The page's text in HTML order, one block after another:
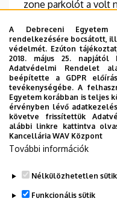
zone parkolót a volt
Egyetem Klinikai
Az új területet
a járművek előtt.
TOVÁBB
Oldalszámozás
Jelenlegi
1
Oldal
2
Oldal Oldal
A Debreceni
rendelkezésére bocsátott,
védelmét. Ezúton
2018. május 25. napjától
Adatvédelmi Rendelet
beépítette a GDPR
tevékenységébe. A
Egyetem korábban is teljes
érvényben lévő
követve frissítettük
alábbi linkre kattintva
Kancellária WAV Központ
További információk
Nélkülözhetetlen sütik
Funkcionális sütik